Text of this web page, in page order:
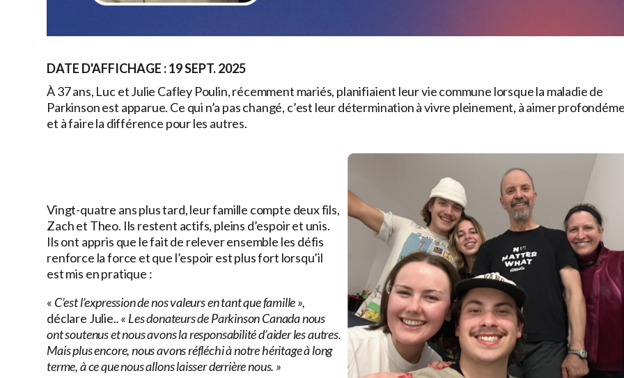
DATE D'AFFICHAGE : 19 SEPT. 2025
À 37 ans, Luc et Julie Cafley Poulin, récemment mariés, planifiaient leur vie commune lorsque la maladie de
Parkinson est apparue. Ce qui n’a pas changé, c’est leur détermination à vivre pleinement, à aimer
et à faire la différence pour les autres.
Vingt-quatre ans plus tard, leur famille compte deux fils,
Zach et Theo. Ils restent actifs, pleins d’espoir et unis.
Ils ont appris que le fait de relever ensemble les défis
renforce la force et que l’espoir est plus fort lorsqu’il
est mis en pratique :
« C’est l’expression de nos valeurs en tant que famille »,
déclare Julie.. « Les donateurs de Parkinson Canada nous
ont soutenus et nous avons la responsabilité d’aider les autres.
Mais plus encore, nous avons réfléchi à notre héritage à long
terme, à ce que nous allons laisser derrière nous. »